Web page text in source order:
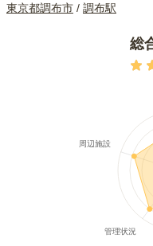
東京都調布市 / 調布駅
総